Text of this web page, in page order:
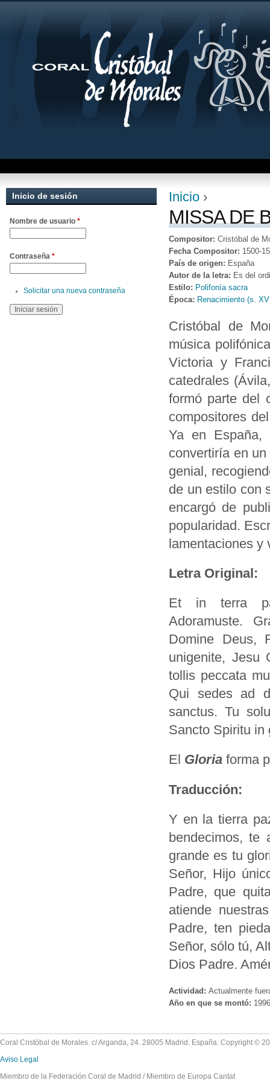
Se encuentra
Inicio ›
MISSA DE
Compositor: Cristóbal de
Fecha Compositor: 1500-
País de origen: España
Autor de la letra: Es del
Estilo: Polifonía sacra
Época: Renacimiento (s.
Cristóbal de
música
Victoria y
catedrales
formó parte del
compositores
Ya en España,
convertiría en
genial,
de un estilo con
encargó de
popularidad.
lamentaciones y
Letra Original:
Et in terra
Adoramuste.
Domine Deus,
unigenite, Jesu
tollis peccata
Qui sedes ad
sanctus. Tu
Sancto Spiritu in
El Gloria forma
Traducción:
Y en la tierra
bendecimos, te
grande es tu
Señor, Hijo
Padre, que
atiende
Padre, ten
Señor, sólo tú,
Dios Padre.
Actividad: Actualmente
Año en que se montó: 1996
Inicio de sesión
Nombre de usuario *
Contraseña *
Solicitar una nueva contraseña
Coral Cristóbal de Morales. c/ Arganda, 24. 28005 Madrid. España. Copyright ©
Aviso Legal
Miembro de la Federación Coral de Madrid / Miembro de Europa Cantat